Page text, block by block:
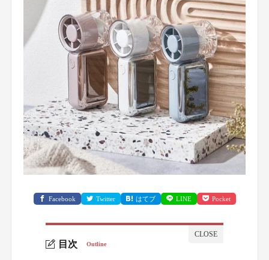
Facebook Twitter はてブ LINE Pocket
目次 Outline